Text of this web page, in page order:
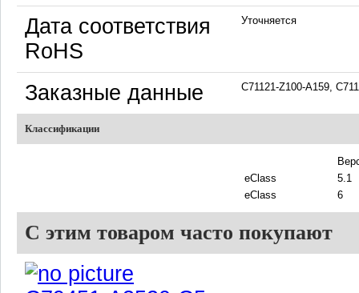
Дата соответствия
RoHS
Уточняется
Заказные данные C71121-Z100-A159,
Классификации
eClass
5.1
eClass
6
С этим товаром часто покупают